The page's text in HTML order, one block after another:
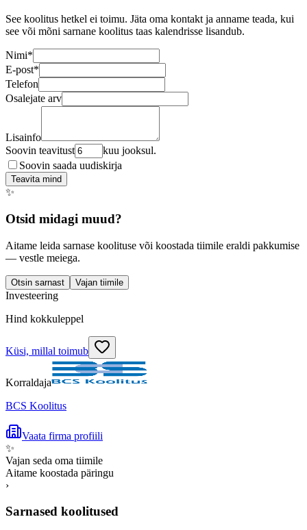
See koolitus hetkel ei toimu. Jäta oma kontakt ja anname teada, kui
see või mõni sarnane koolitus taas kalendrisse lisandub.
Nimi*
E-post*
Telefon
Osalejate arv
Lisainfo
Soovin teavitust
kuu jooksul.
Soovin saada uudiskirja
Teavita mind
✨
Otsid midagi muud?
Aitame leida sarnase koolituse või koostada tiimile eraldi pakkumise
— vestle meiega.
Otsin sarnast Vajan tiimile
Investeering
Hind kokkuleppel
Küsi, millal toimub
Korraldaja
BCS Koolitus
Vaata firma profiili
✨
Vajan seda oma tiimile
Aitame koostada päringu
›
Sarnased koolitused